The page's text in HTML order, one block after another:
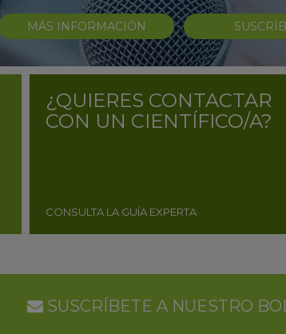
MÁS INFORMACIÓN
¿QUIERES CONTACTAR
CON UN CIENTÍFICO/A?
CONSULTA LA GUÍA EXPERTA
SUSCRÍBETE A NUESTRO